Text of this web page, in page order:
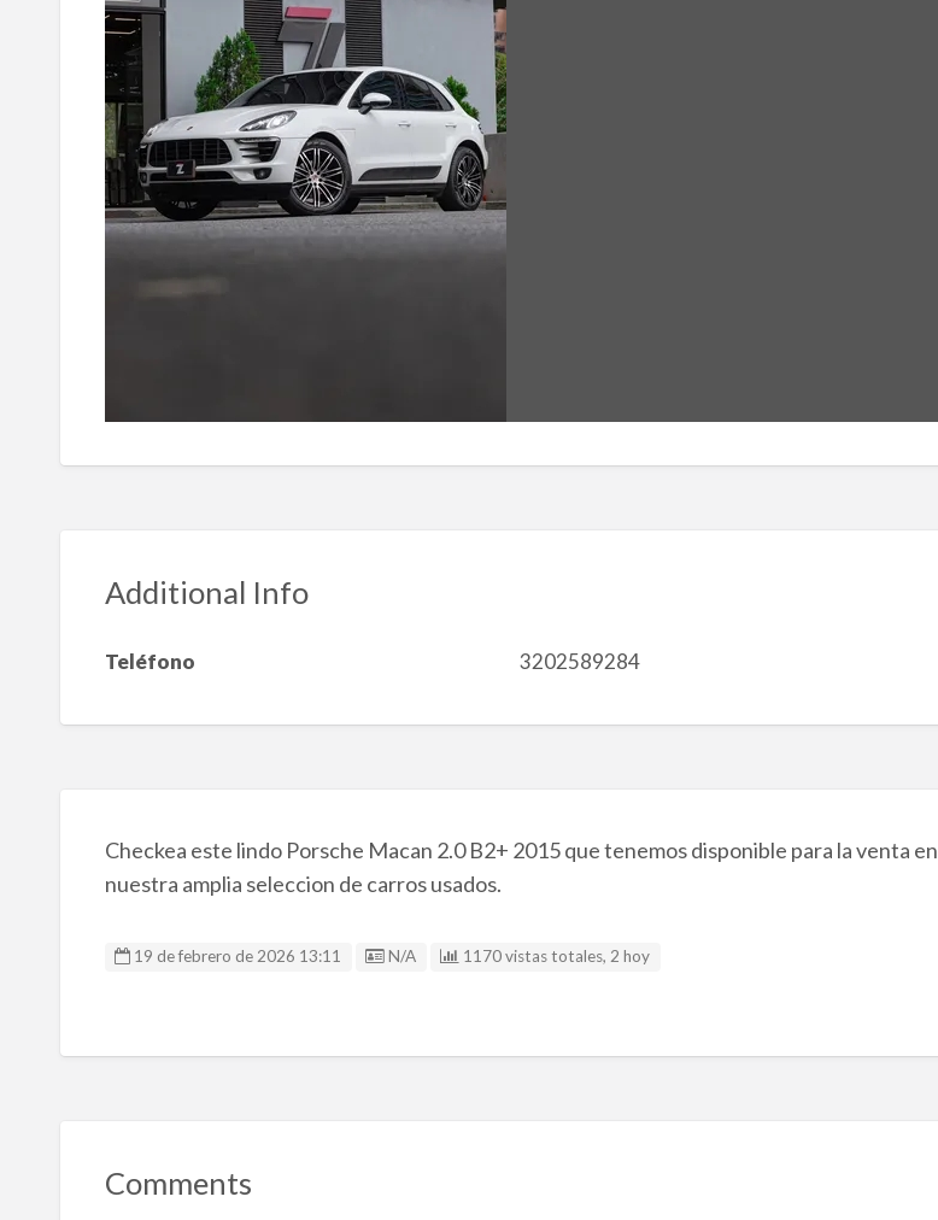
Additional Info
Teléfono 3202589284
Checkea este lindo Porsche Macan 2.0 B2+ 2015 que tenemos disponible para la venta en
nuestra amplia seleccion de carros usados.
19 de febrero de 2026 13:11 Listing ID
N/A 1170 vistas totales, 2 hoy
Comments